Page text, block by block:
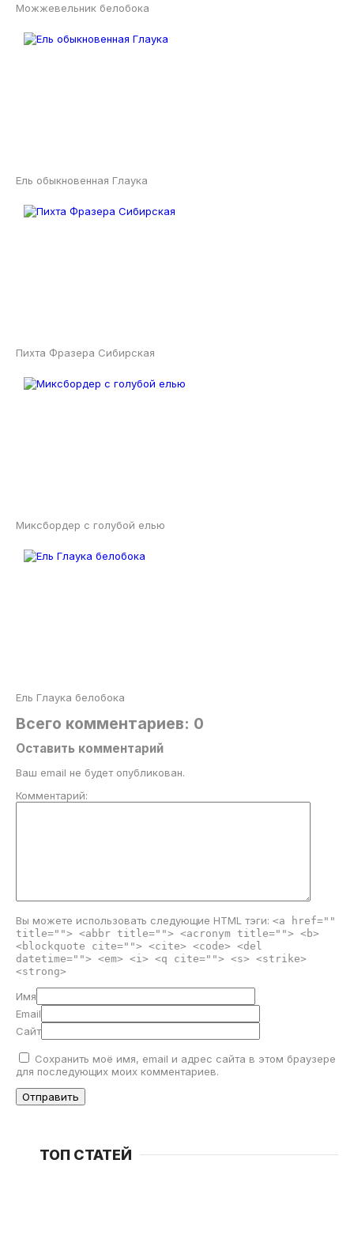
Можжевельник белобока
Ель обыкновенная Глаука
Пихта Фразера Сибирская
Миксбордер с голубой елью
Ель Глаука белобока
Всего комментариев: 0
Оставить комментарий
Ваш email не будет опубликован.
Комментарий:
Вы можете использовать следующие HTML тэги: <a href=""
title=""> <abbr title=""> <acronym title=""> <b>
<blockquote cite=""> <cite> <code> <del
datetime=""> <em> <i> <q cite=""> <s> <strike>
<strong>
Имя
Email
Сайт
Сохранить моё имя, email и адрес сайта в этом браузере
для последующих моих комментариев.
ТОП СТАТЕЙ